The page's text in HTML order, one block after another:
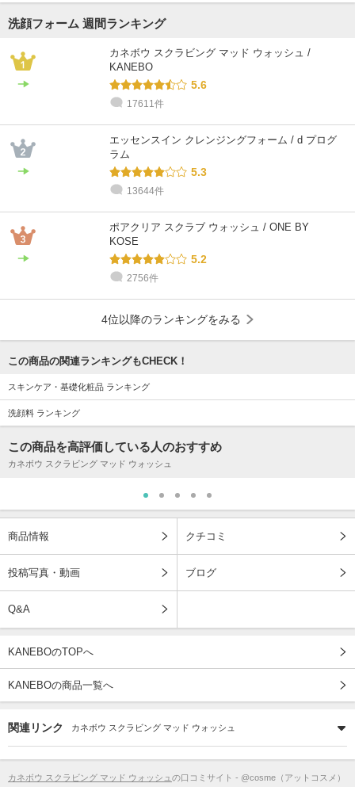
カネボウコンサルタント
乾燥肌 / ～20代 / イエベ
カネボウコンサルタント
普通肌 / 40代 / イエベ
カネボウコンサルタント
混合肌 / 30代 / イエベ
洗顔フォーム 週間ランキング
カネボウ スクラビング マッド ウォッシュ /
KANEBO
5.6
17611件
エッセンスイン クレンジングフォーム / d プログ
ラム
5.3
13644件
ポアクリア スクラブ ウォッシュ / ONE BY
KOSE
5.2
2756件
4位以降のランキングをみる
この商品の関連ランキングもCHECK！
スキンケア・基礎化粧品 ランキング
洗顔料 ランキング
この商品を高評価している人のおすすめ
カネボウ スクラビング マッド ウォッシュ
商品情報 クチコミ
投稿写真・動画 ブログ
Q&A
KANEBOのTOPへ
KANEBOの商品一覧へ
関連リンク カネボウ スクラビング マッド ウォッシュ
カネボウ スクラビング マッド ウォッシュ の口コミサイト - @cosme（アットコスメ）